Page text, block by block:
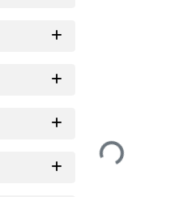
Loading...